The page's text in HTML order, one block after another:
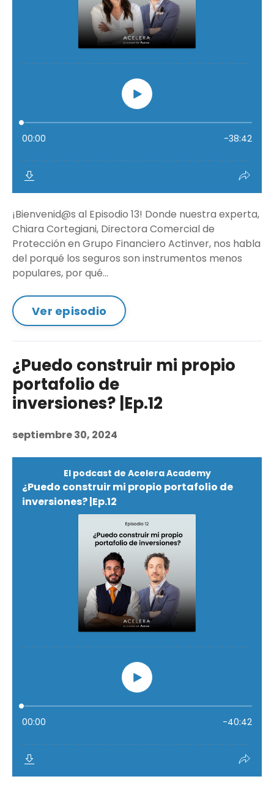
¡Bienvenid@s al Episodio 13! Donde nuestra experta,
Chiara Cortegiani, Directora Comercial de
Protección en Grupo Financiero Actinver, nos habla
del porqué los seguros son instrumentos menos
populares, por qué...
Ver episodio
¿Puedo construir mi propio
portafolio de
inversiones? |Ep.12
septiembre 30, 2024